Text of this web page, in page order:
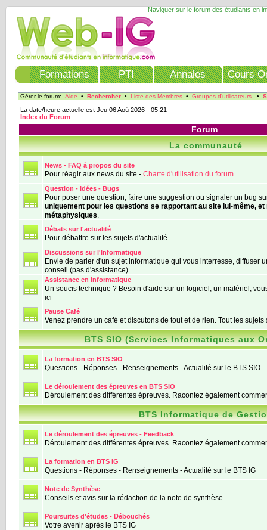
Naviguer sur le forum des étudiants en
Formations PTI Annales Cours
Gérer le forum: Aide • Rechercher• Liste des Membres• Groupes d'utilisateurs•
La date/heure actuelle est Jeu 06 Aoû 2026 - 05:21
Index du Forum
Forum
La communauté
News - FAQ à propos du site
Pour réagir aux news du site - Charte d'utilisation du forum
Question - Idées - Bugs
Pour poser une question, faire une suggestion ou signaler un bug
uniquement pour les questions se rapportant au site lui-même,
métaphysiques
Débats sur l'actualité
Pour débattre sur les sujets d'actualité
Discussions sur l'Informatique
Envie de parler d'un sujet informatique qui vous interresse, diffuser
conseil (pas d'assistance)
Assistance en informatique
Un soucis technique ? Besoin d'aide sur un logiciel, un matériel,
ici
Pause Café
Venez prendre un café et discutons de tout et de rien. Tout les sujets
BTS SIO (Services Informatiques aux
La formation en BTS SIO
Questions - Réponses - Renseignements - Actualité sur le BTS SIO
Le déroulement des épreuves en BTS SIO
Déroulement des différentes épreuves. Racontez également
BTS Informatique de
Le déroulement des épreuves - Feedback
Déroulement des différentes épreuves. Racontez également
La formation en BTS IG
Questions - Réponses - Renseignements - Actualité sur le BTS IG
Note de Synthèse
Conseils et avis sur la rédaction de la note de synthèse
Poursuites d'études - Débouchés
Votre avenir après le BTS IG